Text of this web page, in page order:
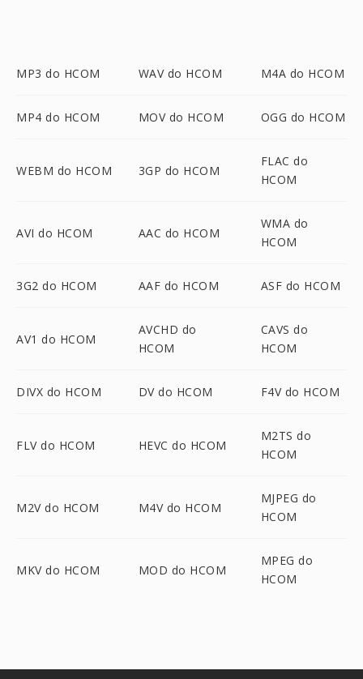
MP3 do HCOM WAV do HCOM M4A do HCOM
MP4 do HCOM MOV do HCOM OGG do HCOM
WEBM do HCOM 3GP do HCOM
FLAC do
HCOM
AVI do HCOM AAC do HCOM
WMA do
HCOM
3G2 do HCOM AAF do HCOM ASF do HCOM
AV1 do HCOM
AVCHD do
HCOM
CAVS do
HCOM
DIVX do HCOM DV do HCOM F4V do HCOM
FLV do HCOM HEVC do HCOM
M2TS do
HCOM
M2V do HCOM M4V do HCOM
MJPEG do
HCOM
MKV do HCOM MOD do HCOM
MPEG do
HCOM